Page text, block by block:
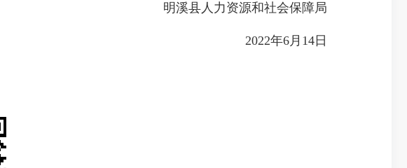
明溪县人力资源和社会保障局
2022年6月14日